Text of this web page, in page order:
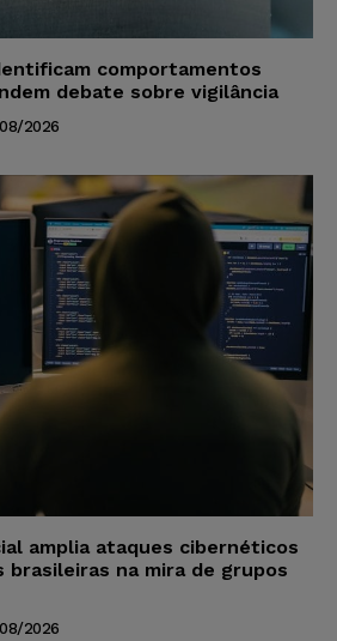
comportamentos
debate sobre vigilância
2026
amplia ataques cibernéticos
brasileiras na mira de grupos
2026